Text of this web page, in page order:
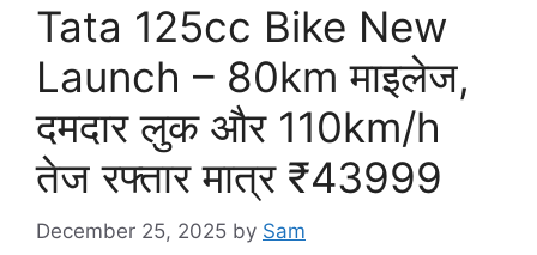
Tata 125cc Bike New
Launch – 80km माइलेज,
दमदार लुक और 110km/h
तेज रफ्तार मात्र ₹43999
December 25, 2025 by Sam